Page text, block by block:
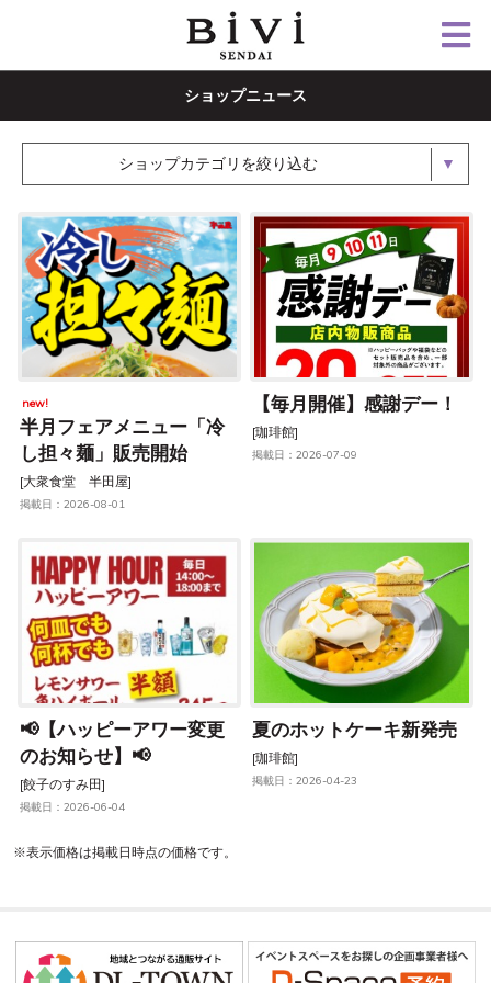
ショップニュース
ショップカテゴリを絞り込む
new!
半月フェアメニュー「冷
し担々麺」販売開始
[大衆食堂 半田屋]
掲載日：2026-08-01
【毎月開催】感謝デー！
[珈琲館]
掲載日：2026-07-09
📢【ハッピーアワー変更
のお知らせ】📢
[餃子のすみ田]
掲載日：2026-06-04
夏のホットケーキ新発売
[珈琲館]
掲載日：2026-04-23
※表示価格は掲載日時点の価格です。